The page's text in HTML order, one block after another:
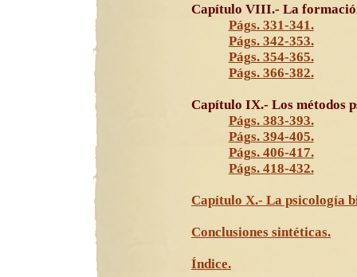
Capítulo VIII.- La
Págs. 331-341.
Págs. 342-353.
Págs. 354-365.
Págs. 366-382.
Capítulo IX.- Los métodos
Págs. 383-393.
Págs. 394-405.
Págs. 406-417.
Págs. 418-432.
Capítulo X.- La psicología
Conclusiones sintéticas.
Índice.